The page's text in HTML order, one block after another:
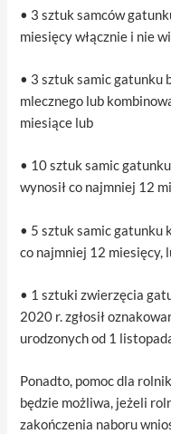
• 3 sztuk samców
miesięcy włącznie i nie
• 3 sztuk samic gatunku
mlecznego lub
miesiące lub
• 10 sztuk samic
wynosił co najmniej 12
• 5 sztuk samic gatunku
co najmniej 12 miesięcy,
• 1 sztuki zwierzęcia
2020 r. zgłosił
urodzonych od 1
Ponadto, pomoc dla
będzie możliwa, jeżeli
zakończenia naboru